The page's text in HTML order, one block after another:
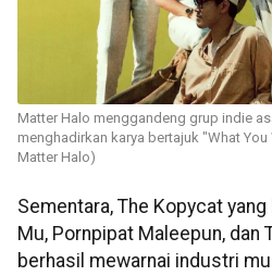
Matter Halo menggandeng grup indie
menghadirkan karya bertajuk "What You
Matter Halo)
Sementara, The Kopycat
Mu, Pornpipat Maleepun, dan
berhasil mewarnai industri